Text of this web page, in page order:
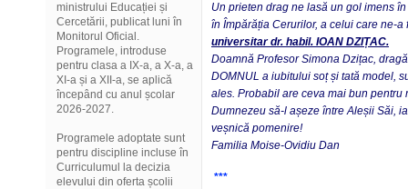
ministrului Educației și
Cercetării, publicat luni în
Monitorul Oficial.
Programele, introduse
pentru clasa a IX-a, a X-a, a
XI-a și a XII-a, se aplică
începând cu anul școlar
2026-2027.
Programele adoptate sunt
pentru discipline incluse în
Curriculumul la decizia
elevului din oferta școlii
Un prieten drag ne lasă un gol imens
în Împărăția Cerurilor, a celui care ne-
universitar dr. habil. IOAN DZIȚAC.
Doamnă Profesor Simona Dzițac,
DOMNUL a iubitului soț și tată model,
ales. Probabil are ceva mai bun pentru
Dumnezeu să-l așeze între Aleșii Săi,
veșnică pomenire!
Familia Moise-Ovidiu Dan
***